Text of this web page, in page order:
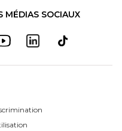
MÉDIAS SOCIAUX